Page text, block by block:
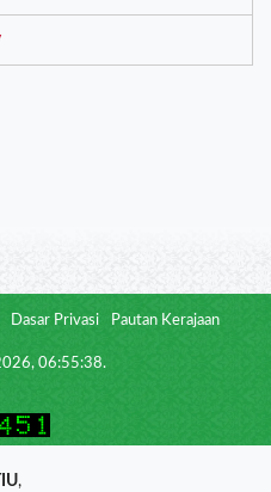
Dasar Privasi Pautan Kerajaan
06:55:38.
,